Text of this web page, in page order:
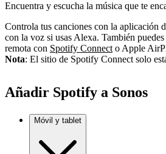
Encuentra y escucha la música que te
Controla tus canciones con la aplicación
con la voz si usas Alexa. También
remota con Spotify Connect o Apple
Nota: El sitio de Spotify Connect solo
Añadir Spotify a Sonos
Móvil y tablet